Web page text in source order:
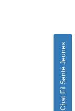
Chat Fil Santé Jeunes